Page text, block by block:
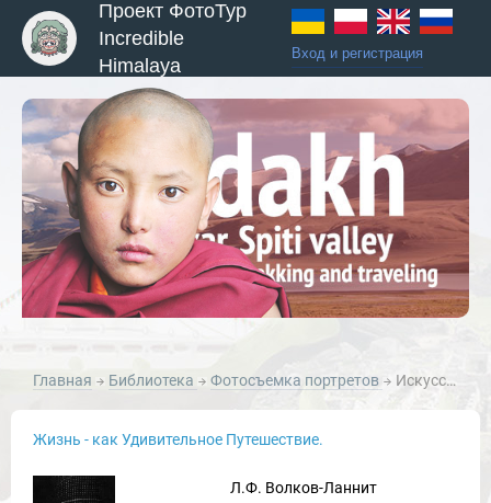
и Туры
Проект ФотоТур
Incredible
Himalaya
Вход и регистрация
Главная Библиотека Фотосъемка портретов Искусство фотопортрета
Жизнь - как Удивительное Путешествие.
Л.Ф. Волков-Ланнит